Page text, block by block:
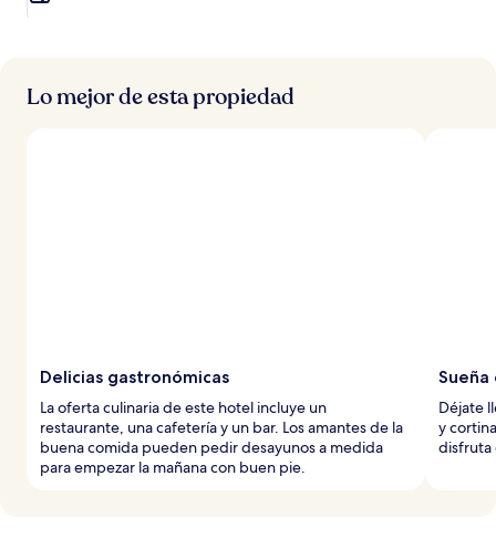
Lo mejor de esta propiedad
Delicias gastronómicas
La oferta culinaria de este hotel incluye un
restaurante, una cafetería y un bar. Los amantes de la
buena comida pueden pedir desayunos a medida
para empezar la mañana con buen pie.
Déjate
y
disfruta